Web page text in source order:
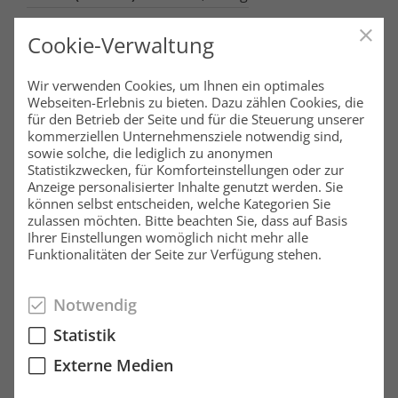
Segelyacht Hanse 311- private Nutzung ab
Greifswald
Baujahr 2003, 2 Kabinen, große Nasszelle, große
Backskiste
Breite: 3,20m
Tiefgang: 1,75m
Cookie-Verwaltung
Wir verwenden Cookies, um Ihnen ein optimales
Webseiten-Erlebnis zu bieten. Dazu zählen Cookies, die
für den Betrieb der Seite und für die Steuerung unserer
kommerziellen Unternehmensziele notwendig sind,
sowie solche, die lediglich zu anonymen
Statistikzwecken, für Komforteinstellungen oder zur
Anzeige personalisierter Inhalte genutzt werden. Sie
können selbst entscheiden, welche Kategorien Sie
zulassen möchten. Bitte beachten Sie, dass auf Basis
Ihrer Einstellungen womöglich nicht mehr alle
Funktionalitäten der Seite zur Verfügung stehen.
Notwendig
Statistik
Externe Medien